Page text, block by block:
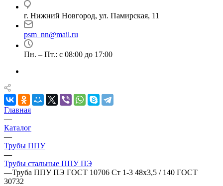
г. Нижний Новгород, ул. Памирская, 11
psm_nn@mail.ru
Пн. – Пт.: с 08:00 до 17:00
Главная
—
Каталог
—
Трубы ППУ
—
Трубы стальные ППУ ПЭ
—Труба ППУ ПЭ ГОСТ 10706 Ст 1-3 48x3,5 / 140 ГОСТ
30732